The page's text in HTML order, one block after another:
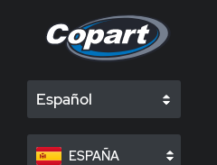
Español
ESPAÑA